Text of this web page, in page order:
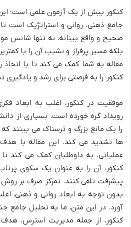
کنکور بیش از یک آزمون علمی است؛
جامع ذهنی، روانی و استراتژیک است تا
صحیح و واقع بینانه، نه تنها شانس
بلکه مسیر پرفراز و نشیب آن را با
مقاله به شما کمک می کند تا با اتخاذ
کنکور را به فرصتی برای رشد و یادگیری
موفقیت در کنکور، اغلب به ابعاد
رویداد گره خورده است. بسیاری از
را یک مانع بزرگ و ترسناک می بینند
ها تشدید می کند. این مقاله با
عملیاتی، به داوطلبان کمک می کند
کنکور، آن را به عنوان یک سکوی
پیشرفت تلقی کنند. تمرکز صرف بر روش
بدون توجه به ابعاد روانی و ذهنی،
آورد. در این متن، ما به تحلیل جامع
کنکور، از جمله مدیریت استرس، هدف